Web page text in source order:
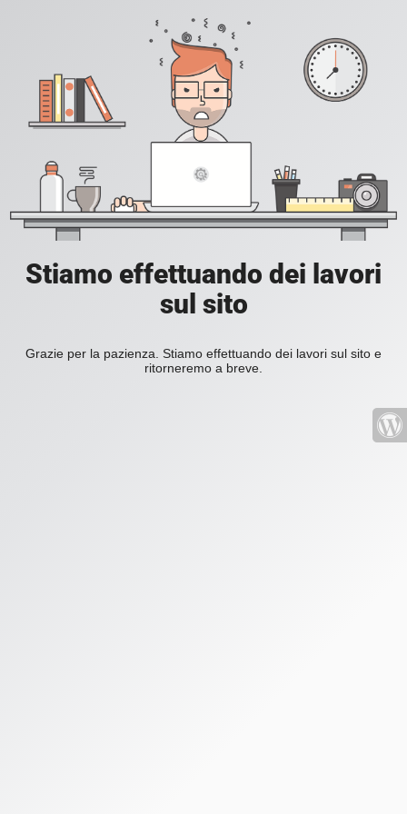
Stiamo effettuando dei lavori
sul sito
Grazie per la pazienza. Stiamo effettuando dei lavori sul sito e
ritorneremo a breve.